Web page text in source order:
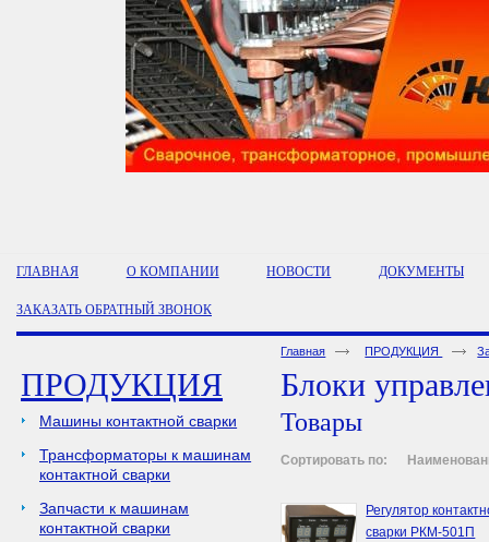
ГЛАВНАЯ О КОМПАНИИ НОВОСТИ ДОКУМЕНТЫ
ЗАКАЗАТЬ ОБРАТНЫЙ ЗВОНОК
ПРОДУКЦИЯ
Машины контактной сварки
Трансформаторы к машинам
контактной сварки
Запчасти к машинам
контактной сварки
Главная ПРОДУКЦИЯ
Блоки
Товары
Сортировать по:
Регулятор
сварки РКМ-501П